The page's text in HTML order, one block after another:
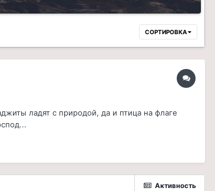
СОРТИРОВКА
ладят с природой, да и птица на флаге
Активность